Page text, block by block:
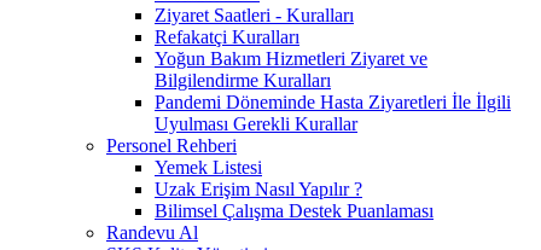
Ziyaret Saatleri - Kuralları
Refakatçi Kuralları
Yoğun Bakım Hizmetleri Ziyaret ve
Bilgilendirme Kuralları
Pandemi Döneminde Hasta Ziyaretleri İle İlgili
Uyulması Gerekli Kurallar
Personel Rehberi
Yemek Listesi
Uzak Erişim Nasıl Yapılır ?
Bilimsel Çalışma Destek Puanlaması
Randevu Al